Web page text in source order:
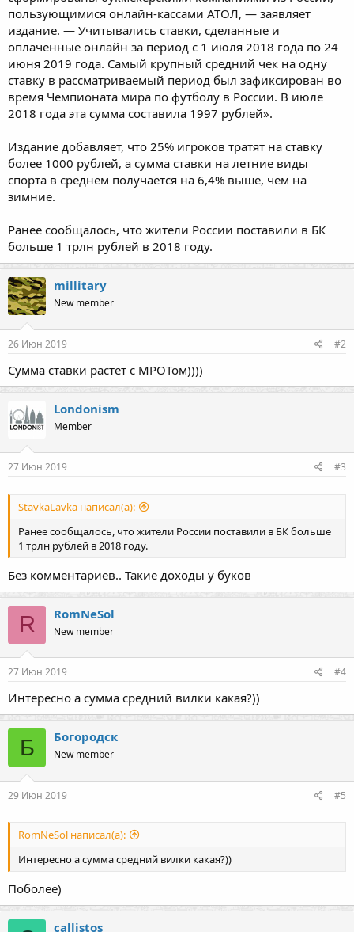
пользующимися онлайн-кассами АТОЛ, — заявляет
издание. — Учитывались ставки, сделанные и
оплаченные онлайн за период с 1 июля 2018 года по 24
июня 2019 года. Самый крупный средний чек на одну
ставку в рассматриваемый период был зафиксирован во
время Чемпионата мира по футболу в России. В июле
2018 года эта сумма составила 1997 рублей».
Издание добавляет, что 25% игроков тратят на ставку
более 1000 рублей, а сумма ставки на летние виды
спорта в среднем получается на 6,4% выше, чем на
зимние.
Ранее сообщалось, что жители России поставили в БК
больше 1 трлн рублей в 2018 году.
millitary
New member
26 Июн 2019 #2
Сумма ставки растет с МРОТом))))
Londonism
Member
27 Июн 2019 #3
StavkaLavka написал(а):
Ранее сообщалось, что жители России поставили в БК больше
1 трлн рублей в 2018 году.
Без комментариев.. Такие доходы у буков
R RomNeSol
New member
27 Июн 2019 #4
Интересно а сумма средний вилки какая?))
Б Богородск
New member
29 Июн 2019 #5
RomNeSol написал(а):
Интересно а сумма средний вилки какая?))
Поболее)
callistos